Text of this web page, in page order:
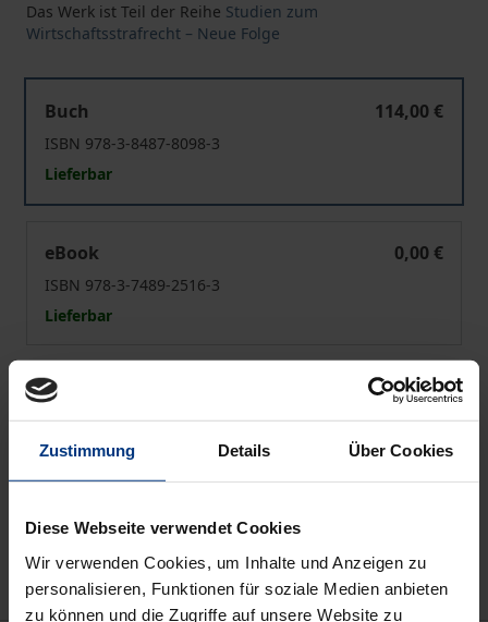
Zustimmung Details Über Cookies
Diese Webseite verwendet Cookies
Wir verwenden Cookies, um Inhalte und Anzeigen zu
personalisieren, Funktionen für soziale Medien anbieten
zu können und die Zugriffe auf unsere Website zu
Das Werk ist Teil der Reihe Studien zum
Wirtschaftsstrafrecht – Neue Folge
Buch
114,00 €
ISBN 978-3-8487-8098-3
Lieferbar
eBook
0,00 €
ISBN 978-3-7489-2516-3
Lieferbar
Preisangaben inkl. MwSt. Abhängig von der Lieferadresse
Hinweise zu Versandkosten